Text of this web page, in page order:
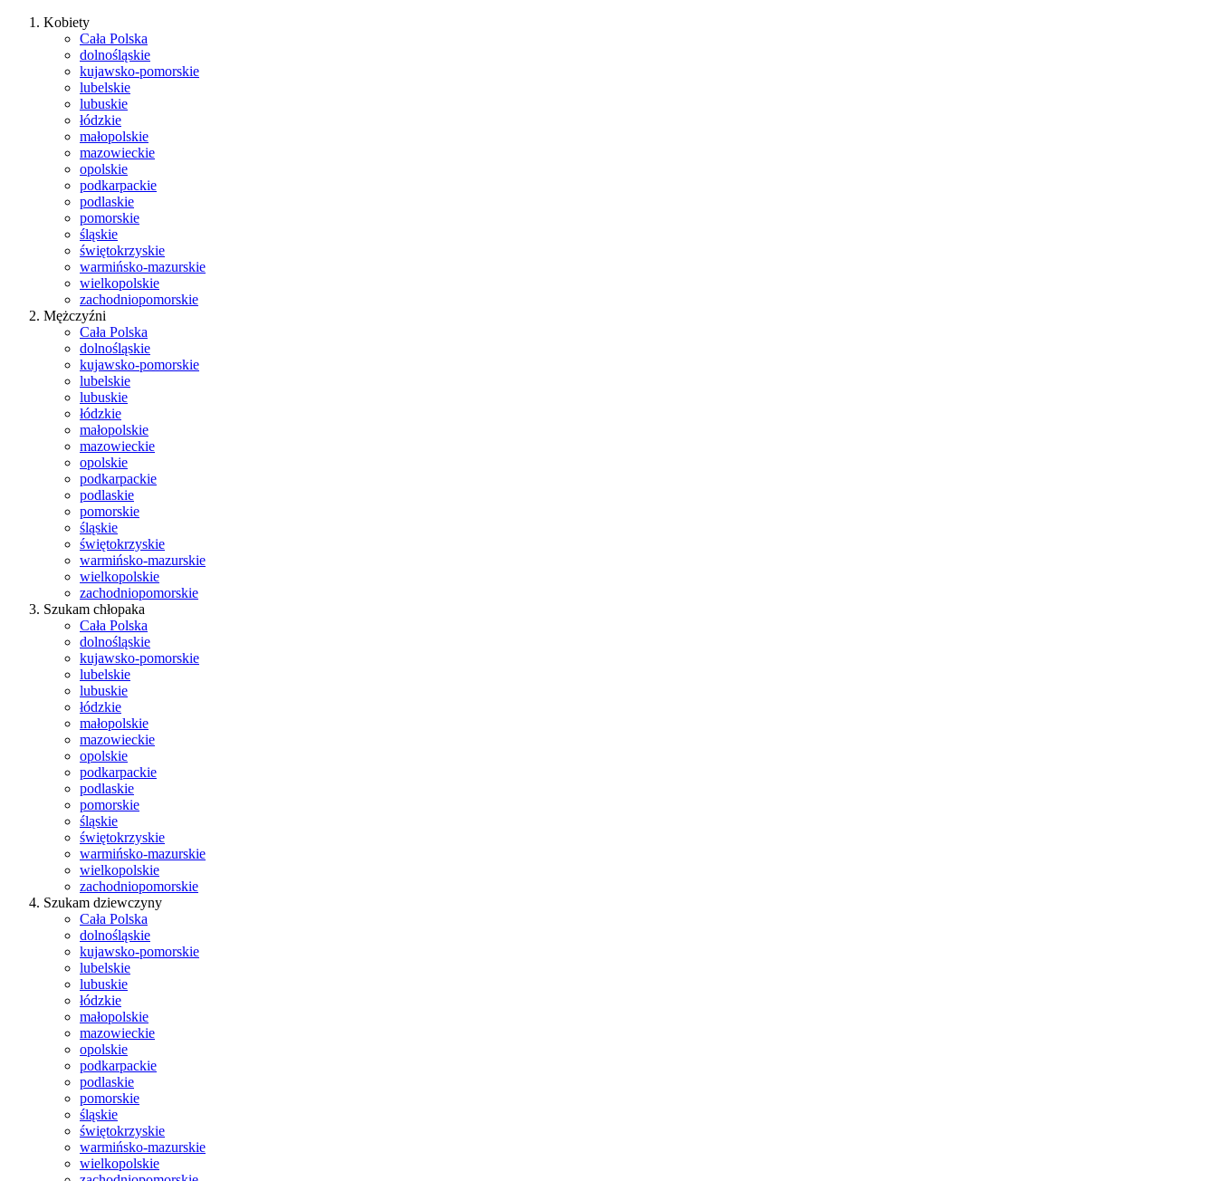
Kobiety
Cała Polska
dolnośląskie
kujawsko-pomorskie
lubelskie
lubuskie
łódzkie
małopolskie
mazowieckie
opolskie
podkarpackie
podlaskie
pomorskie
śląskie
świętokrzyskie
warmińsko-mazurskie
wielkopolskie
zachodniopomorskie
Mężczyźni
Cała Polska
dolnośląskie
kujawsko-pomorskie
lubelskie
lubuskie
łódzkie
małopolskie
mazowieckie
opolskie
podkarpackie
podlaskie
pomorskie
śląskie
świętokrzyskie
warmińsko-mazurskie
wielkopolskie
zachodniopomorskie
Szukam chłopaka
Cała Polska
dolnośląskie
kujawsko-pomorskie
lubelskie
lubuskie
łódzkie
małopolskie
mazowieckie
opolskie
podkarpackie
podlaskie
pomorskie
śląskie
świętokrzyskie
warmińsko-mazurskie
wielkopolskie
zachodniopomorskie
Szukam dziewczyny
Cała Polska
dolnośląskie
kujawsko-pomorskie
lubelskie
lubuskie
łódzkie
małopolskie
mazowieckie
opolskie
podkarpackie
podlaskie
pomorskie
śląskie
świętokrzyskie
warmińsko-mazurskie
wielkopolskie